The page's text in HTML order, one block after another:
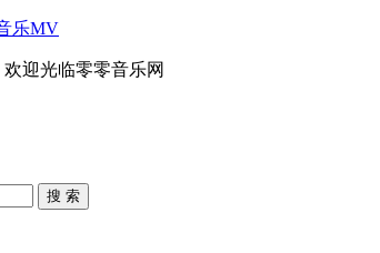
乐MV
迎光临零零音乐网
搜 索